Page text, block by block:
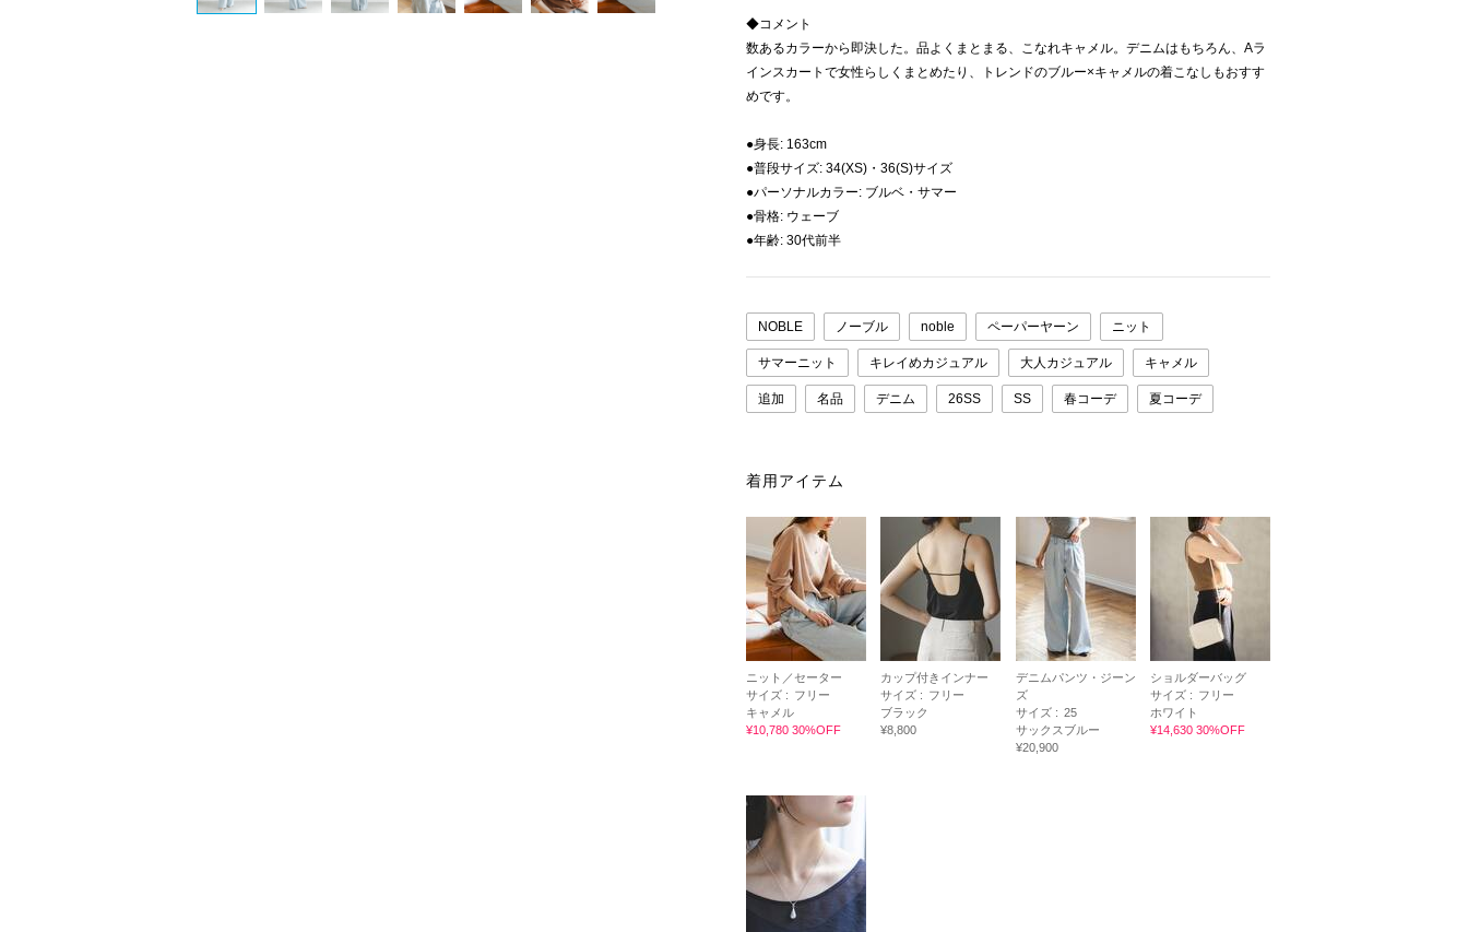
◆コメント
数あるカラーから即決した。品よくまとまる、こなれキャメル。デニムはもちろん、Aラ
インスカートで女性らしくまとめたり、トレンドのブルー×キャメルの着こなしもおすす
めです。
●身長: 163cm
●普段サイズ: 34(XS)・36(S)サイズ
●パーソナルカラー: ブルベ・サマー
●骨格: ウェーブ
●年齢: 30代前半
NOBLE ノーブル noble ペーパーヤーン ニット
サマーニット キレイめカジュアル 大人カジュアル キャメル
追加 名品 デニム 26SS SS 春コーデ 夏コーデ
着用アイテム
ニット／セーター
サイズ : フリー
キャメル
¥10,780 30%OFF
カップ付きインナー
サイズ : フリー
ブラック
¥8,800
デニムパンツ・ジーン
ズ
サイズ : 25
サックスブルー
¥20,900
ショルダーバッグ
サイズ : フリー
ホワイト
¥14,630 30%OFF